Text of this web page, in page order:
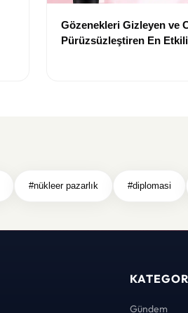
Gözenekleri Gizleyen ve
Pürüzsüzleştiren En
#nükleer pazarlık #diplomasi
Gündem